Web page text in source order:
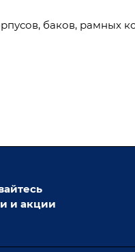
баков, рамных
и акции